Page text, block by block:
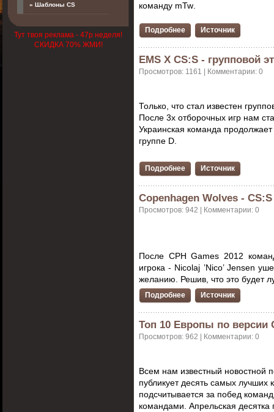
команду mTw.
Подробнее Источник
EMS X CS:S - групповой
Просмотров: 1161 | Комментарии: 0
Только, что стал известен
После 3х отборочных игр нам
Украинская команда продолжает
группе D.
Подробнее Источник
Copenhagen Wolves -
Просмотров: 942 | Комментарии: 0
После CPH Games 2012
игрока - Nicolaj ’Nico’ Jensen
желанию. Решив, что это будет
Подробнее Источник
Топ 10 Европы по версии
Просмотров: 962 | Комментарии: 0
Всем нам известный новостной
публикует десять самых лучших
подсчитывается за побед
командами. Апрельская десятка
» Шаблоны CS
Тут твоя реклама - 47р неделя!
СКИДКА 70% ЖМИ!